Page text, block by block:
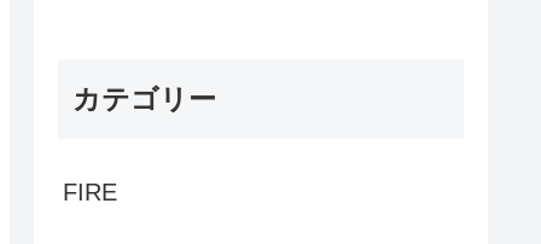
カテゴリー
FIRE